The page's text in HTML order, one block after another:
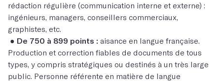
rédaction régulière (communication interne et externe) :
ingénieurs, managers, conseillers commerciaux,
graphistes, etc.
● De 750 à 899 points : aisance en langue française.
Production et correction fiables de documents de tous
types, y compris stratégiques ou destinés à un très large
public. Personne référente en matière de langue